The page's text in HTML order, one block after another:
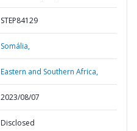
STEP84129
Somália,
Eastern and Southern Africa,
2023/08/07
Disclosed